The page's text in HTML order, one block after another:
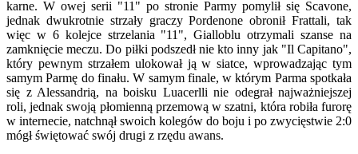
karne. W owej serii "11" po stronie Parmy pomylił się Scavone,
jednak dwukrotnie strzały graczy Pordenone obronił Frattali, tak
więc w 6 kolejce strzelania "11", Gialloblu otrzymali szanse na
zamknięcie meczu. Do piłki podszedł nie kto inny jak "Il Capitano",
który pewnym strzałem ulokował ją w siatce, wprowadzając tym
samym Parmę do finału. W samym finale, w którym Parma spotkała
się z Alessandrią, na boisku Luacerlli nie odegrał najważniejszej
roli, jednak swoją płomienną przemową w szatni, która robiła furorę
w internecie, natchnął swoich kolegów do boju i po zwycięstwie 2:0
mógł świętować swój drugi z rzędu awans.